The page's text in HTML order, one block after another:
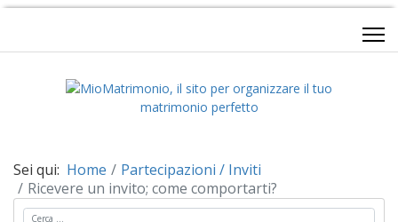
Sei qui: Home
Partecipazioni / Inviti
Ricevere un invito; come comportarti?
Cerca